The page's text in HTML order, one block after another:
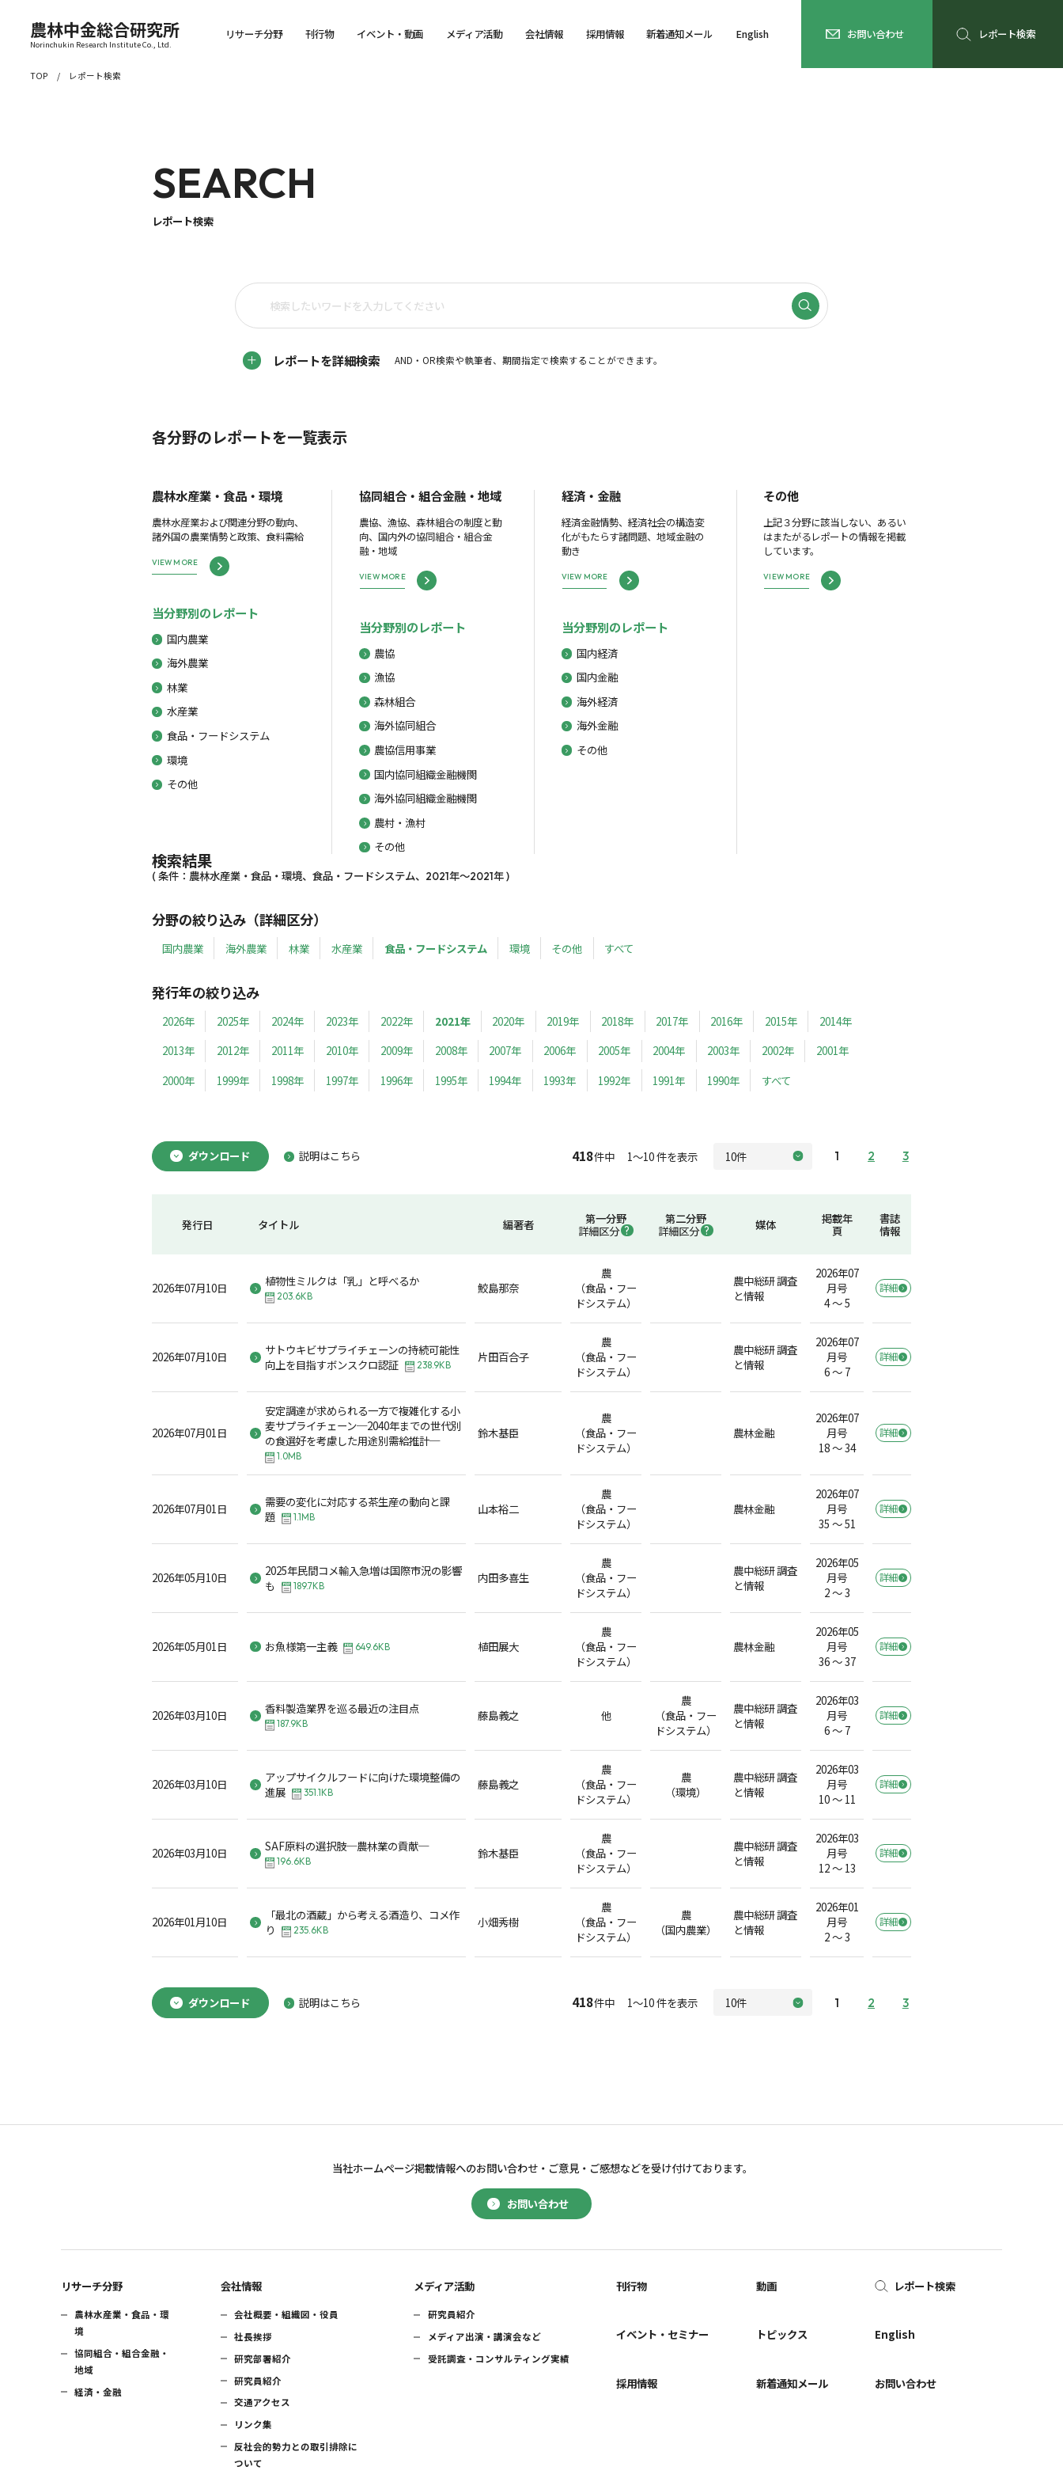
農林中金総合研究所
Norinchukin Research Institute Co., Ltd.
リサーチ分野 刊行物 イベント・動画 メディア活動 会社情報 採用情報 新着通知メール English お問い合わせ レポート検索
TOP レポート検索
SEARCH
レポート検索
レポートを詳細検索 AND・OR検索や執筆者、期間指定で検索することができます。
各分野のレポートを一覧表示
農林水産業・食品・環境
農林水産業および関連分野の動向、
諸外国の農業情勢と政策、食料需給
VIEW MORE
当分野別のレポート
国内農業
海外農業
林業
水産業
食品・フードシステム
環境
その他
協同組合・組合金融・地域
農協、漁協、森林組合の制度と動
向、国内外の協同組合・組合金
融・地域
VIEW MORE
当分野別のレポート
農協
漁協
森林組合
海外協同組合
農協信用事業
国内協同組織金融機関
海外協同組織金融機関
農村・漁村
その他
経済・金融
経済金融情勢、経済社会の構造変
化がもたらす諸問題、地域金融の
動き
VIEW MORE
当分野別のレポート
国内経済
国内金融
海外経済
海外金融
その他
その他
上記３分野に該当しない、あるい
はまたがるレポートの情報を掲載
しています。
VIEW MORE
検索結果
( 条件：農林水産業・食品・環境、食品・フードシステム、2021年～2021年 )
分野の絞り込み（詳細区分）
国内農業 海外農業 林業 水産業 食品・フードシステム 環境 その他 すべて
発行年の絞り込み
2026年 2025年 2024年 2023年 2022年 2021年 2020年 2019年 2018年 2017年 2016年 2015年
2014年
2013年
2012年 2011年 2010年 2009年 2008年 2007年 2006年 2005年 2004年 2003年 2002年
2001年
2000年
1999年 1998年 1997年 1996年 1995年 1994年 1993年 1992年 1991年 1990年 すべて
ダウンロード 説明はこちら 418件中 1～10 件を表示 1 2 3
発行日 タイトル 編著者
第一分野
詳細区分
第二分野
詳細区分
媒体
掲載年
頁
書誌
情報
2026年07月10日 植物性ミルクは「乳」と呼べるか
203.6KB
鮫島那奈
農
（食品・フー
ドシステム）
農中総研 調査
と情報
2026年07
月号
4 ～ 5
詳細
2026年07月10日
サトウキビサプライチェーンの持続可能性
向上を目指すボンスクロ認証
238.9KB
片田百合子
農
（食品・フー
ドシステム）
農中総研 調査
と情報
2026年07
月号
6 ～ 7
詳細
2026年07月01日
安定調達が求められる一方で複雑化する小
麦サプライチェーン─2040年までの世代別
の食選好を考慮した用途別需給推計─
1.0MB
鈴木基臣
農
（食品・フー
ドシステム）
農林金融
2026年07
月号
18 ～ 34
詳細
2026年07月01日
需要の変化に対応する茶生産の動向と課
題
1.1MB
山本裕二
農
（食品・フー
ドシステム）
農林金融
2026年07
月号
35 ～ 51
詳細
2026年05月10日
2025年民間コメ輸入急増は国際市況の影響
も
189.7KB
内田多喜生
農
（食品・フー
ドシステム）
農中総研 調査
と情報
2026年05
月号
2 ～ 3
詳細
2026年05月01日 お魚様第一主義 649.6KB 植田展大
農
（食品・フー
ドシステム）
農林金融
2026年05
月号
36 ～ 37
詳細
2026年03月10日 香料製造業界を巡る最近の注目点
187.9KB
藤島義之 他
農
（食品・フー
ドシステム）
農中総研 調査
と情報
2026年03
月号
6 ～ 7
詳細
2026年03月10日
アップサイクルフードに向けた環境整備の
進展
351.1KB
藤島義之
農
（食品・フー
ドシステム）
農
（環境）
農中総研 調査
と情報
2026年03
月号
10 ～ 11
詳細
2026年03月10日 SAF原料の選択肢─農林業の貢献─
196.6KB
鈴木基臣
農
（食品・フー
ドシステム）
農中総研 調査
と情報
2026年03
月号
12 ～ 13
詳細
2026年01月10日
「最北の酒蔵」から考える酒造り、コメ作
り
235.6KB
小畑秀樹
農
（食品・フー
ドシステム）
農
（国内農業）
農中総研 調査
と情報
2026年01
月号
2 ～ 3
詳細
ダウンロード 説明はこちら 418件中 1～10 件を表示 1 2 3
お問い合わせ
当社ホームページ掲載情報へのお問い合わせ・ ご意見・ご感想などを受け付けております。
リサーチ分野
農林水産業・食品・環
境
協同組合・組合金融・
地域
経済・金融
会社情報
会社概要・組織図・役員
社長挨拶
研究部署紹介
研究員紹介
交通アクセス
リンク集
反社会的勢力との取引排除に
ついて
メディア活動
研究員紹介
メディア出演・講演会など
受託調査・コンサルティング実績
刊行物
イベント・セミナー
採用情報
動画
トピックス
新着通知メール
レポート検索
English
お問い合わせ